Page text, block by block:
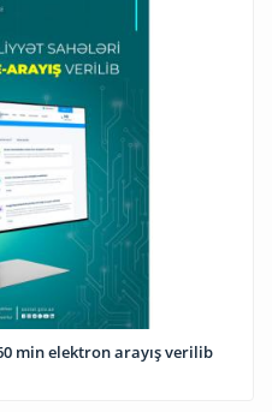
min elektron arayış verilib